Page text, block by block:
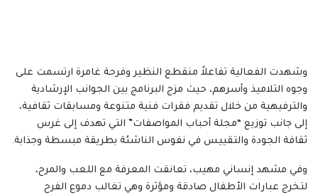
وشهدت الفعالية تفاعلاً منقطع النظير وفرحة غامرة ارتسمت على
وجوه التلاميذ وأسرهم، حيث مزج البرنامج بين الجوانب الإرشادية
والترفيهية من خلال تقديم فقرات فنية متنوعة ومسابقات ثقافية،
إلى جانب توزيع “مجلة أحباب المواصفات” التي تهدف إلى غرس
ثقافة الجودة والتقييس في نفوس الناشئة بطريقة مبسطة وجذابة.
وفي مشهد إنساني مهيب، تعانقت المعرفة مع اللعب والمرح،
لتخرج عبارات الأطفال صادقة ومؤثرة وهي تغالب دموع الفرح